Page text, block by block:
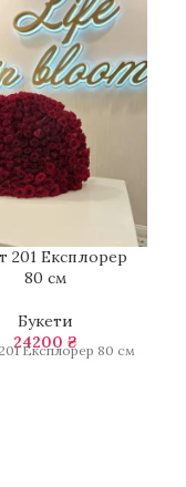
201 Експлорер
80 см
Букети
24200 ₴
Експлорер 80 см